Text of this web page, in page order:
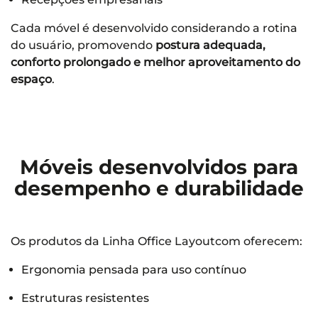
Cada móvel é desenvolvido considerando a rotina
do usuário, promovendo postura adequada,
conforto prolongado e melhor aproveitamento do
espaço.
Móveis desenvolvidos para
desempenho e durabilidade
Os produtos da Linha Office Layoutcom oferecem:
Ergonomia pensada para uso contínuo
Estruturas resistentes